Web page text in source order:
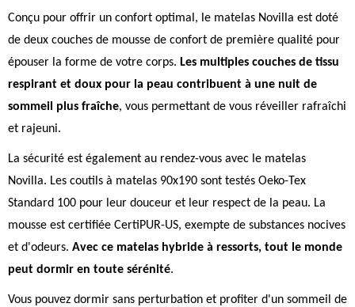
Conçu pour offrir un confort optimal, le matelas Novilla est doté
de deux couches de mousse de confort de première qualité pour
épouser la forme de votre corps. Les multiples couches de tissu
respirant et doux pour la peau contribuent à une nuit de
sommeil plus fraîche, vous permettant de vous réveiller rafraîchi
et rajeuni.
La sécurité est également au rendez-vous avec le matelas
Novilla. Les coutils à matelas 90x190 sont testés Oeko-Tex
Standard 100 pour leur douceur et leur respect de la peau. La
mousse est certifiée CertiPUR-US, exempte de substances nocives
et d'odeurs. Avec ce matelas hybride à ressorts, tout le monde
peut dormir en toute sérénité.
Vous pouvez dormir sans perturbation et profiter d'un sommeil de